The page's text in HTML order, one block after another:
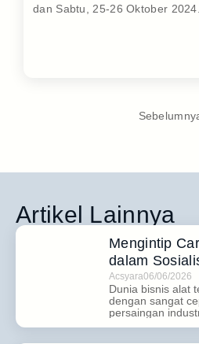
dan Sabtu, 25-26 Oktober
Artikel Lainnya
Mengintip
dalam
Peningkatan
Acsyara06/06/2026
Dunia bisnis alat
dengan sangat
persaingan
...